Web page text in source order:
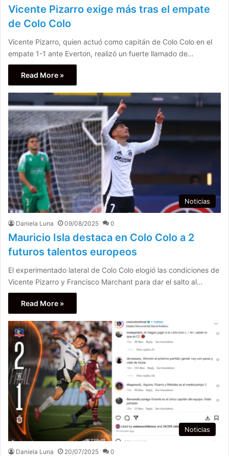
Vicente Pizarro exige más tras el empate
de Colo Colo
Vicente Pizarro, quien actuó como capitán de Colo Colo en el
empate 1-1 ante Everton, realizó un fuerte llamado de…
Read More »
Noticias
Daniela Luna 09/08/2025 0
Mauricio Isla destaca en Colo Colo a 2
futuros talentos europeos
El experimentado lateral de Colo Colo elogió las condiciones de
Vicente Pizarro y Francisco Marchant para dar el salto al…
Read More »
Noticias
Daniela Luna 20/07/2025 0